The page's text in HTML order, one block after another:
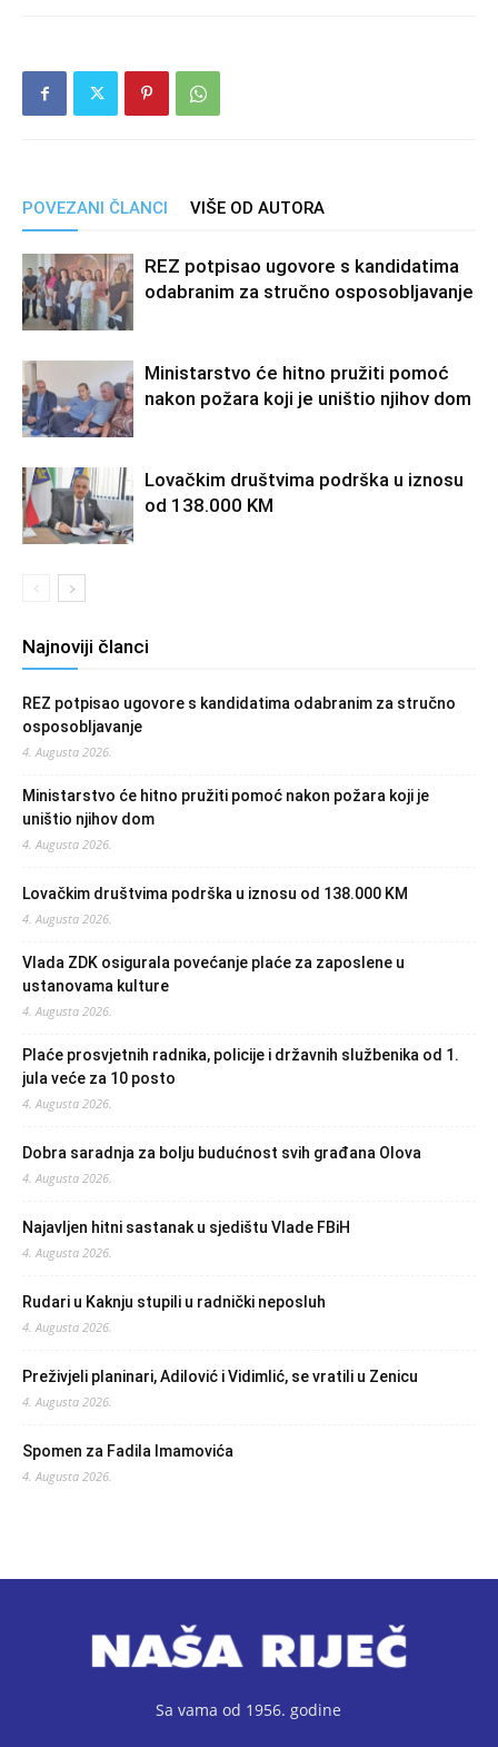
POVEZANI ČLANCI VIŠE OD AUTORA
REZ potpisao ugovore s kandidatima
odabranim za stručno osposobljavanje
Ministarstvo će hitno pružiti pomoć
nakon požara koji je uništio njihov dom
Lovačkim društvima podrška u iznosu
od 138.000 KM
Najnoviji članci
REZ potpisao ugovore s kandidatima odabranim za stručno
osposobljavanje
4. Augusta 2026.
Ministarstvo će hitno pružiti pomoć nakon požara koji je
uništio njihov dom
4. Augusta 2026.
Lovačkim društvima podrška u iznosu od 138.000 KM
4. Augusta 2026.
Vlada ZDK osigurala povećanje plaće za zaposlene u
ustanovama kulture
4. Augusta 2026.
Plaće prosvjetnih radnika, policije i državnih službenika od 1.
jula veće za 10 posto
4. Augusta 2026.
Dobra saradnja za bolju budućnost svih građana Olova
4. Augusta 2026.
Najavljen hitni sastanak u sjedištu Vlade FBiH
4. Augusta 2026.
Rudari u Kaknju stupili u radnički neposluh
4. Augusta 2026.
Preživjeli planinari, Adilović i Vidimlić, se vratili u Zenicu
4. Augusta 2026.
Spomen za Fadila Imamovića
4. Augusta 2026.
Sa vama od 1956. godine